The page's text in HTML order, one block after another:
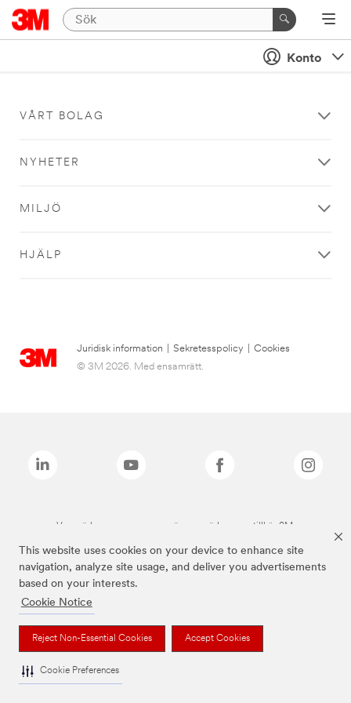
This website uses cookies on your device to enhance site
navigation, analyze site usage, and deliver you advertisements
based on your interests.
Cookie Notice
Reject Non-Essential Cookies Accept Cookies
Cookie Preferences
Konto
VÅRT BOLAG
NYHETER
MILJÖ
HJÄLP
Juridisk information Sekretesspolicy
Cookies
© 3M 2026. Med ensamrätt.
Varumärken som anges ovan är varumärken som tillhör 3M.